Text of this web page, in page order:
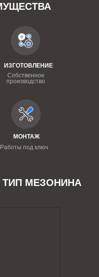
ИЗГОТОВЛЕНИЕ
Собственное
производство
МОНТАЖ
Работы под ключ
МЕЗОНИНА